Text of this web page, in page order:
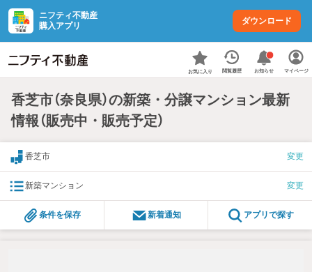
ニフティ不動産
購入アプリ
ダウンロード
お気に入り 閲覧履歴 お知らせ マイページ
香芝市（奈良県）の新築・分譲マンション最新
情報（販売中・販売予定）
香芝市 変更
新築マンション 変更
条件を保存 新着通知 アプリで探す